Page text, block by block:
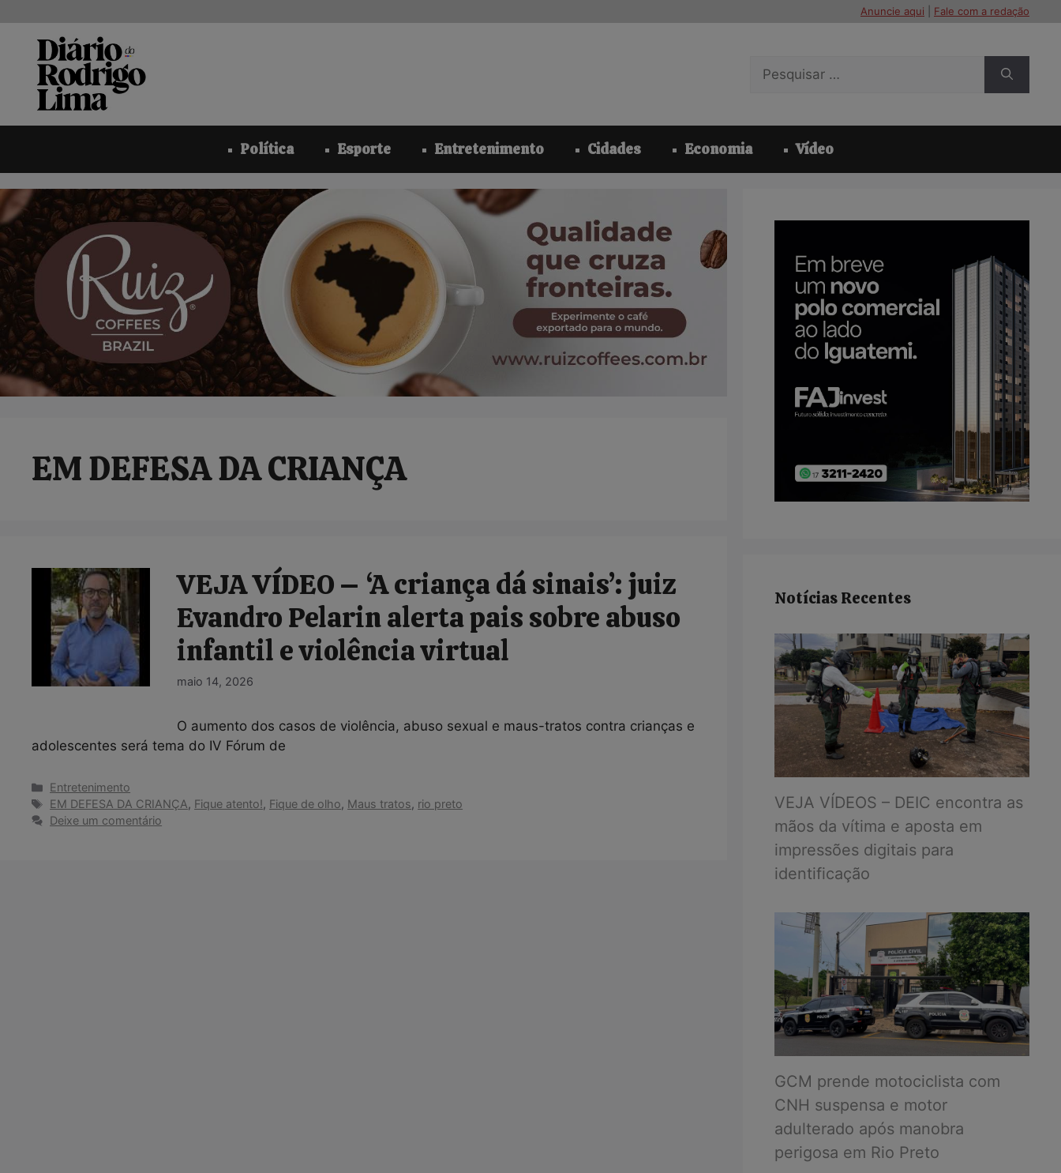
conteúdo
Anuncie aqui Fale com a redação
por:
Política Esporte Entretenimento Cidades Economia Vídeo
EM DEFESA DA CRIANÇA
VEJA VÍDEO – ‘A criança dá sinais’: juiz
Evandro Pelarin alerta pais sobre abuso
infantil e violência virtual
maio 14, 2026
O aumento dos casos de violência, abuso sexual e maus-tratos contra crianças e
adolescentes será tema do IV Fórum de
Categorias
Entretenimento
Tags
EM DEFESA DA CRIANÇA, Fique atento!, Fique de olho, Maus tratos, rio preto
Deixe um comentário
Notícias Recentes
VEJA VÍDEOS – DEIC encontra as
mãos da vítima e aposta em
impressões digitais para
identificação
GCM prende motociclista com
CNH suspensa e motor
adulterado após manobra
perigosa em Rio Preto